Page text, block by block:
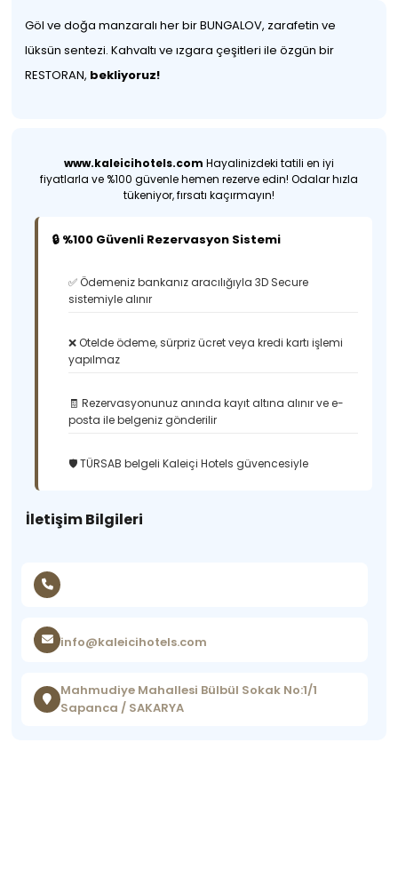
Göl ve doğa manzaralı her bir BUNGALOV, zarafetin ve
lüksün sentezi. Kahvaltı ve ızgara çeşitleri ile özgün bir
RESTORAN, bekliyoruz!
www.kaleicihotels.com Hayalinizdeki tatili en iyi
fiyatlarla ve %100 güvenle hemen rezerve edin! Odalar hızla
tükeniyor, fırsatı kaçırmayın!
🔒 %100 Güvenli Rezervasyon Sistemi
✅ Ödemeniz bankanız aracılığıyla 3D Secure
sistemiyle alınır
❌ Otelde ödeme, sürpriz ücret veya kredi kartı işlemi
yapılmaz
🧾 Rezervasyonunuz anında kayıt altına alınır ve e-
posta ile belgeniz gönderilir
🛡️ TÜRSAB belgeli Kaleiçi Hotels güvencesiyle
İletişim Bilgileri
info@kaleicihotels.com
Mahmudiye Mahallesi Bülbül Sokak No:1/1
Sapanca / SAKARYA